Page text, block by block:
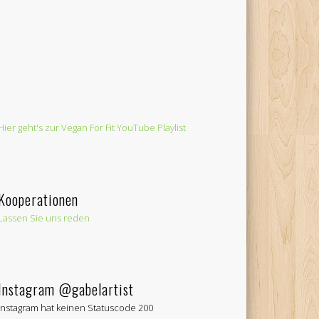
geht's zur Vegan For Fit YouTube Playlist
Sie uns reden
@gabelartist
hat keinen Statuscode 200